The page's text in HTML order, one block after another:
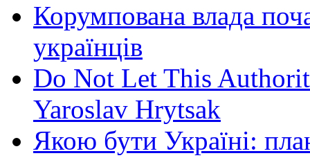
Корумпована влада
українців
Do Not Let This
Yaroslav Hrytsak
Якою бути Україні: